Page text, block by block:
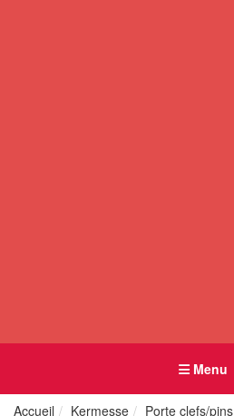
Menu
Accueil Kermesse Porte clefs/pins